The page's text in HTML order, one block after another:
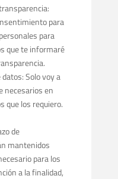
para
para
que te informaré
Solo voy a
necesarios en
que los requiero.
de
mantenidos
para los
a la finalidad,